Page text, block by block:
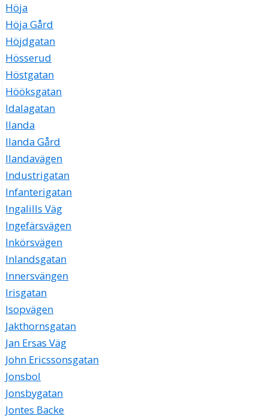
Höja
Höja Gård
Höjdgatan
Hösserud
Höstgatan
Hööksgatan
Idalagatan
Ilanda
Ilanda Gård
Ilandavägen
Industrigatan
Infanterigatan
Ingalills Väg
Ingefärsvägen
Inkörsvägen
Inlandsgatan
Innersvängen
Irisgatan
Isopvägen
Jakthornsgatan
Jan Ersas Väg
John Ericssonsgatan
Jonsbol
Jonsbygatan
Jontes Backe